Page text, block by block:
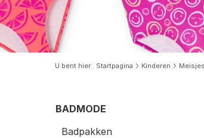
U bent hier Startpagina Kinderen Meisjes
BADMODE
Badpakken